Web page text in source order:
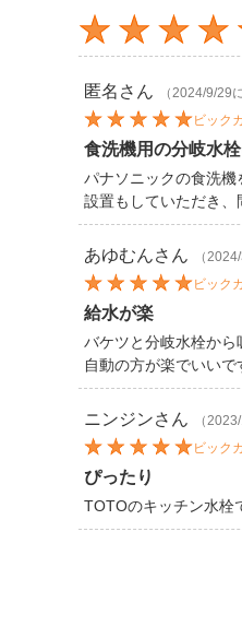
匿名 さん
（2024/9/29
ビック
食洗機用の分岐水
パナソニックの食洗機
設置もしていただき、
あゆむんさん
（
ビック
給水が楽
バケツと分岐水栓か
自動の方が楽でいい
ニンジンさん
（
ビック
ぴったり
TOTOのキッチン水栓